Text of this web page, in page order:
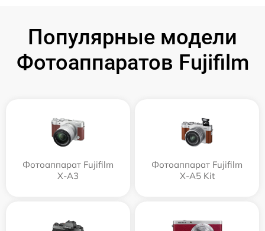
Популярные модели
Фотоаппаратов Fujifilm
Фотоаппарат Fujifilm
X-A3
Фотоаппарат Fujifilm
X-A5 Kit